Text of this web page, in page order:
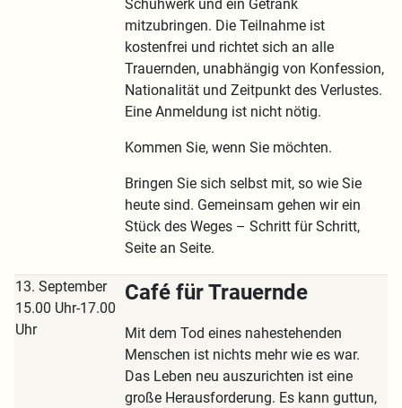
Schuhwerk und ein Getränk
mitzubringen. Die Teilnahme ist
kostenfrei und richtet sich an alle
Trauernden, unabhängig von Konfession,
Nationalität und Zeitpunkt des Verlustes.
Eine Anmeldung ist nicht nötig.
Kommen Sie, wenn Sie möchten.
Bringen Sie sich selbst mit, so wie Sie
heute sind. Gemeinsam gehen wir ein
Stück des Weges – Schritt für Schritt,
Seite an Seite.
13. September
15.00 Uhr-17.00
Uhr
Café für Trauernde
Mit dem Tod eines nahestehenden
Menschen ist nichts mehr wie es war.
Das Leben neu auszurichten ist eine
große Herausforderung. Es kann guttun,